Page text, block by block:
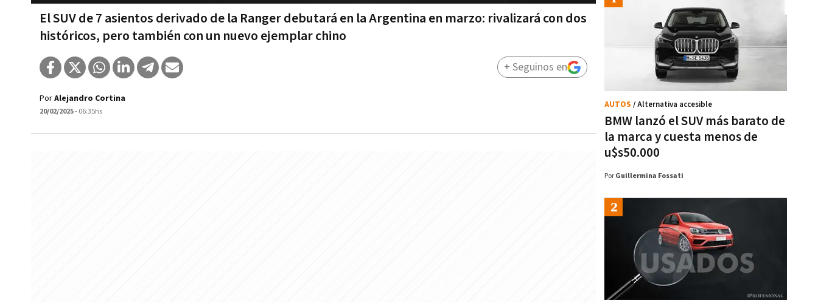
El SUV de 7 asientos derivado de la Ranger debutará en la Argentina en marzo: rivalizará con dos
históricos, pero también con un nuevo ejemplar chino
PorAlejandro Cortina
20/02/2025- 06:35hs
+ Seguinos en
BMW lanzó el SUV más barato de
la marca y cuesta menos de
u$s50.000
AUTOS / Alternativa accesible
Por Guillermina Fossati